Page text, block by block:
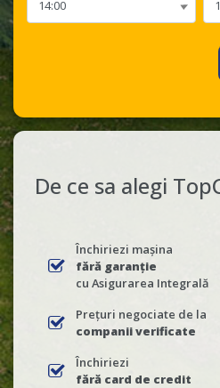
De ce sa alegi
Închiriezi mașina
fără garanție
cu Asigurarea Integrală
Prețuri negociate de la
companii verificate
Închiriezi
fără card de credit